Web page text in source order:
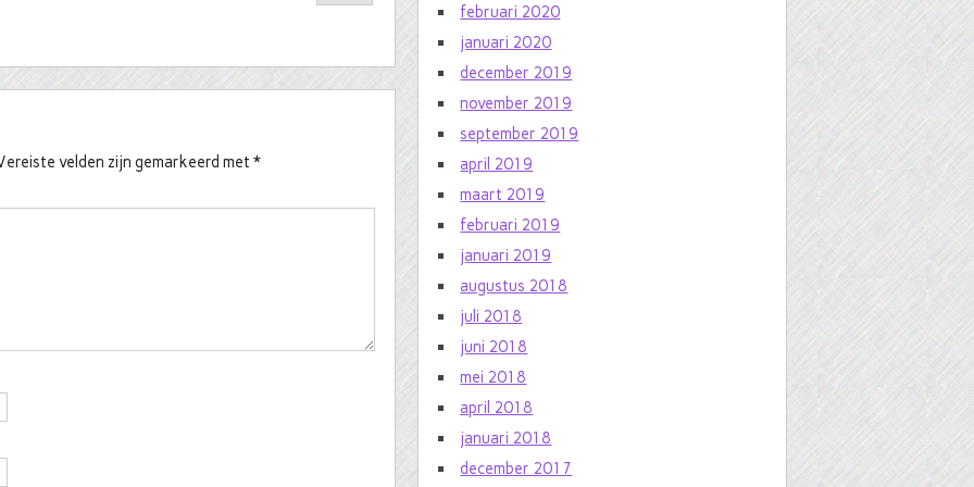
velden zijn gemarkeerd met *
februari 2020
januari 2020
december 2019
november 2019
september 2019
april 2019
maart 2019
februari 2019
januari 2019
augustus 2018
juli 2018
juni 2018
mei 2018
april 2018
januari 2018
december 2017